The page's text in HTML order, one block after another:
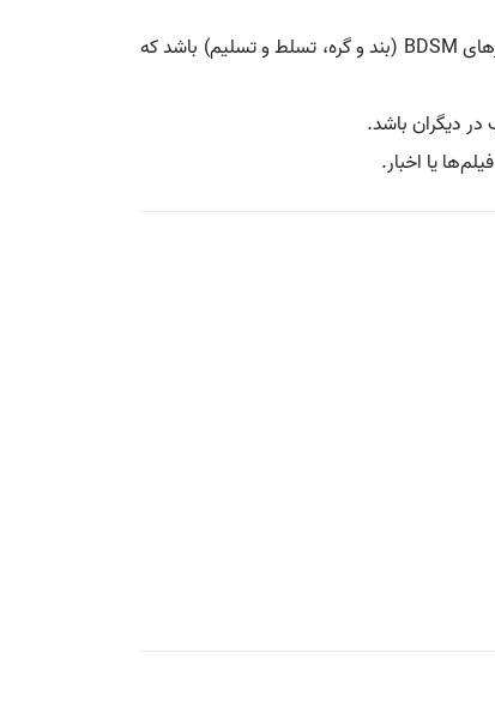
در این زمینه، سادیسم به لذت جنسی از آزار دادن یا کنترل شریک جنسی اشاره دارد. این نوع سادیسم ممکن است شامل رفتارهای BDSM (بند و گره، تسلط و تسلیم) باشد که
در دیگران باشد.
یا اخبار.